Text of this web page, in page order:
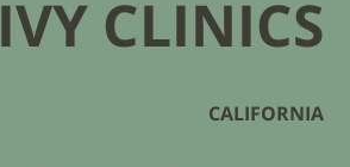
IVY CLINICS
CALIFORNIA